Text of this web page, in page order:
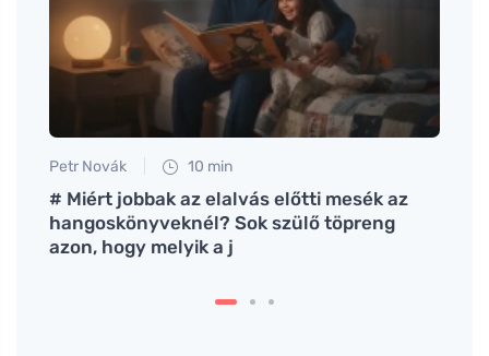
Petr Novák 10 min
# Miért jobbak az elalvás előtti mesék az
hangoskönyveknél? Sok szülő töpreng
azon, hogy melyik a j